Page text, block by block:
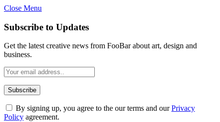
Close Menu
Subscribe to Updates
Get the latest creative news from FooBar about art, design and
business.
By signing up, you agree to the our terms and ourPrivacy
Policy agreement.